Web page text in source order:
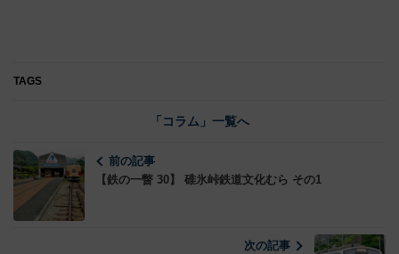
TAGS
「コラム」一覧へ
前の記事
【鉄の一瞥 30】 碓氷峠鉄道文化むら その1
次の記事